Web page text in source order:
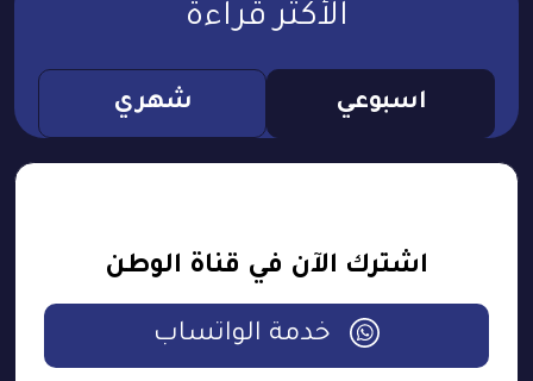
الأكثر قراءة
اسبوعي شهري
اشترك الآن في قناة الوطن
خدمة الواتساب